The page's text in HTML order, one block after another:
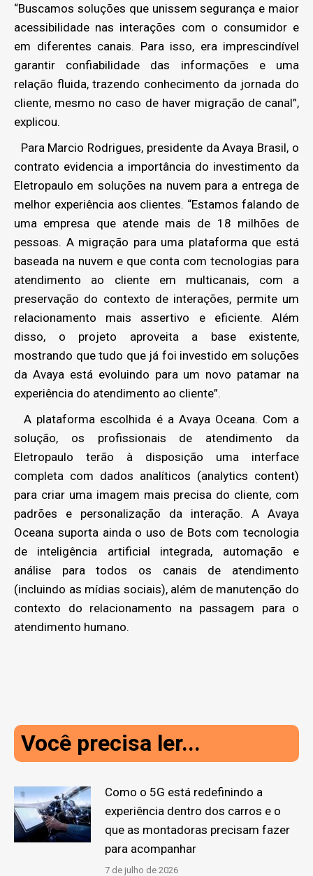
“Buscamos soluções que unissem segurança e maior
acessibilidade nas interações com o consumidor e
em diferentes canais. Para isso, era imprescindível
garantir confiabilidade das informações e uma
relação fluida, trazendo conhecimento da jornada do
cliente, mesmo no caso de haver migração de canal”,
explicou.
Para Marcio Rodrigues, presidente da Avaya Brasil, o
contrato evidencia a importância do investimento da
Eletropaulo em soluções na nuvem para a entrega de
melhor experiência aos clientes. “Estamos falando de
uma empresa que atende mais de 18 milhões de
pessoas. A migração para uma plataforma que está
baseada na nuvem e que conta com tecnologias para
atendimento ao cliente em multicanais, com a
preservação do contexto de interações, permite um
relacionamento mais assertivo e eficiente. Além
disso, o projeto aproveita a base existente,
mostrando que tudo que já foi investido em soluções
da Avaya está evoluindo para um novo patamar na
experiência do atendimento ao cliente”.
A plataforma escolhida é a Avaya Oceana. Com a
solução, os profissionais de atendimento da
Eletropaulo terão à disposição uma interface
completa com dados analíticos (analytics content)
para criar uma imagem mais precisa do cliente, com
padrões e personalização da interação. A Avaya
Oceana suporta ainda o uso de Bots com tecnologia
de inteligência artificial integrada, automação e
análise para todos os canais de atendimento
(incluindo as mídias sociais), além de manutenção do
contexto do relacionamento na passagem para o
atendimento humano.
Você precisa ler...
Como o 5G está redefinindo a
experiência dentro dos carros e o
que as montadoras precisam fazer
para acompanhar
7 de julho de 2026